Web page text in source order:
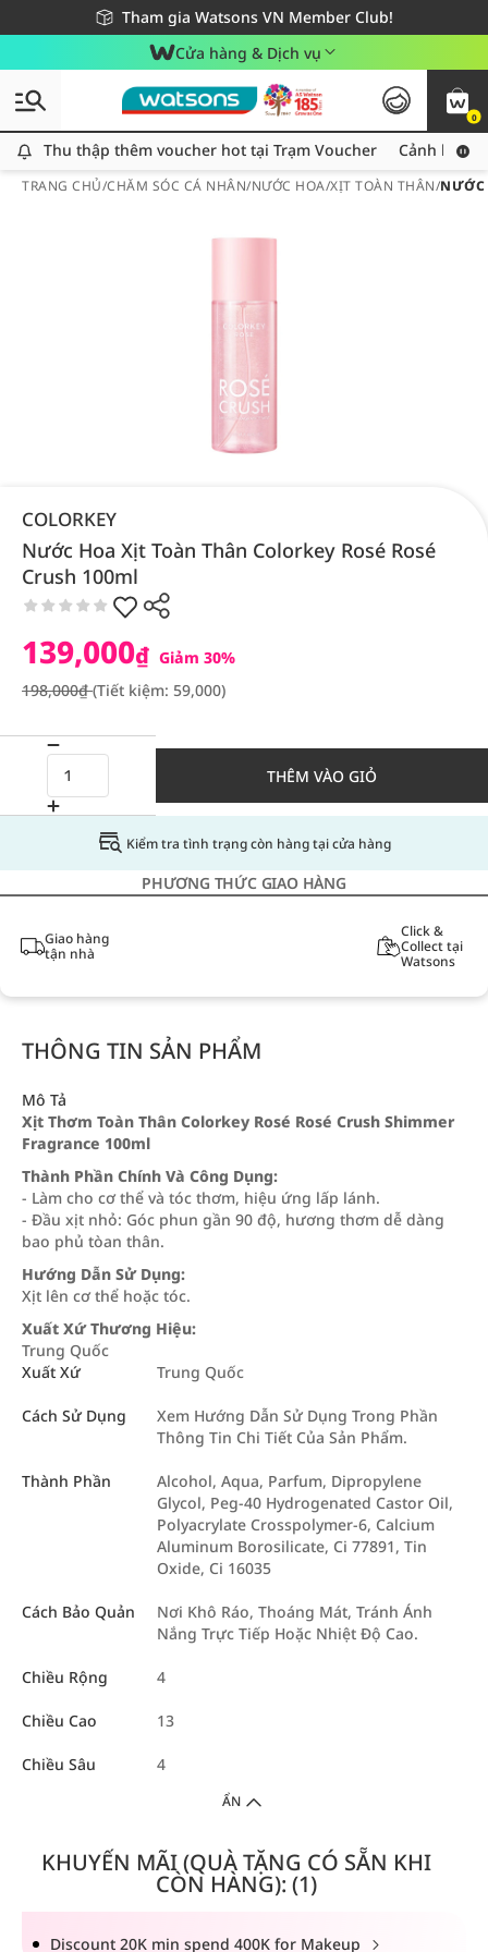
Tham gia Watsons VN Member Club!
Miễn phí giao hàng cho đơn hàng từ 249,000Đ
Giao hàng nhanh 24h - Áp dụng khu vực TP. Hồ Chí Minh
Cửa hàng & Dịch vụ
0
Thu thập thêm voucher hot tại Trạm Voucher
Thu thập thêm voucher hot tại Trạm Voucher Cảnh báo
TRANG CHỦ/CHĂM SÓC CÁ NHÂN/NƯỚC HOA/XỊT TOÀN THÂN/NƯỚC
COLORKEY
Nước Hoa Xịt Toàn Thân Colorkey Rosé Rosé
Crush 100ml
139,000₫ Giảm 30%
198,000₫(Tiết kiệm: 59,000)
THÊM VÀO GIỎ
Kiểm tra tình trạng còn hàng tại cửa hàng
PHƯƠNG THỨC GIAO HÀNG
Giao hàng
tận nhà
Click &
Collect tại
Watsons
THÔNG TIN SẢN PHẨM
Mô Tả
Xịt Thơm Toàn Thân Colorkey Rosé Rosé Crush Shimmer
Fragrance 100ml
Thành Phần Chính Và Công Dụng:
- Làm cho cơ thể và tóc thơm, hiệu ứng lấp lánh.
- Đầu xịt nhỏ: Góc phun gần 90 độ, hương thơm dễ dàng
bao phủ tòan thân.
Hướng Dẫn Sử Dụng:
Xịt lên cơ thể hoặc tóc.
Xuất Xứ Thương Hiệu:
Trung Quốc
Xuất Xứ
Trung Quốc
Cách Sử Dụng
Xem Hướng Dẫn Sử Dụng Trong Phần
Thông Tin Chi Tiết Của Sản Phẩm.
Thành Phần
Alcohol, Aqua, Parfum, Dipropylene
Glycol, Peg-40 Hydrogenated Castor Oil,
Polyacrylate Crosspolymer-6, Calcium
Aluminum Borosilicate, Ci 77891, Tin
Oxide, Ci 16035
Cách Bảo Quản
Nơi Khô Ráo, Thoáng Mát, Tránh Ánh
Nắng Trực Tiếp Hoặc Nhiệt Độ Cao.
Chiều Rộng 4
Chiều Cao 13
Chiều Sâu 4
ẨN
KHUYẾN MÃI (QUÀ TẶNG CÓ SẴN KHI
CÒN HÀNG): (1)
Discount 20K min spend 400K for Makeup